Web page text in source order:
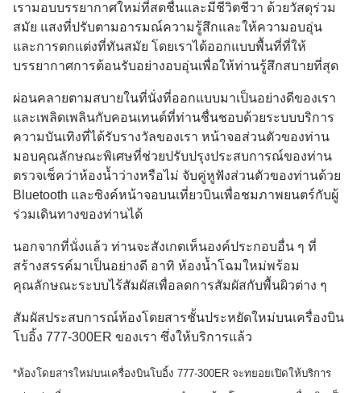
เรามอบบรรยากาศใหม่ที่สดชื่นและมีชีวิตชีวา ด้วยวัสดุร่วม
สมัย แสงที่ปรับตามอารมณ์ความรู้สึกและให้ความอบอุ่น
และการตกแต่งที่ทันสมัย โดยเราได้ออกแบบพื้นที่ที่ให้
บรรยากาศการต้อนรับอย่างอบอุ่นเพื่อให้ท่านรู้สึกสบายที่สุด
ผ่อนคลายตามสบายในที่นั่งที่ออกแบบมาเป็นอย่างดีของเรา
และเพลิดเพลินกับคอนเทนต์ที่ท่านชื่นชอบด้วยระบบบริการ
ความบันเทิงที่ได้รับรางวัลของเรา หน้าจอส่วนตัวของท่าน
มอบคุณลักษณะพิเศษที่ช่วยปรับปรุงประสบการณ์ของท่าน
ตรวจเช็คว่าห้องน้ำว่างหรือไม่ จับคู่หูฟังส่วนตัวของท่านด้วย
Bluetooth และซิงค์หน้าจอบนเที่ยวบินเพื่อชมภาพยนตร์กับผู้
ร่วมเดินทางของท่านได้
นอกจากที่นั่งแล้ว ท่านจะสังเกตเห็นองค์ประกอบอื่น ๆ ที่
สร้างสรรค์มาเป็นอย่างดี อาทิ ห้องน้ำโฉมใหม่พร้อม
คุณลักษณะระบบไร้สัมผัสเพื่อลดการสัมผัสกับพื้นผิวต่าง ๆ
สัมผัสประสบการณ์ห้องโดยสารชั้นประหยัดใหม่บนเครื่องบิน
โบอิ้ง 777-300ER ของเรา ซึ่งให้บริการแล้ว
*ห้องโดยสารใหม่บนเครื่องบินโบอิ้ง 777-300ER จะทยอยเปิดให้บริการ